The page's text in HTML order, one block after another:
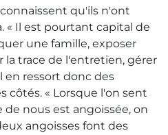
qu'ils n'ont
« Il est pourtant capital de
une famille, exposer
la trace de l'entretien, gérer
en ressort donc des
côtés. « Lorsque l'on sent
nous est angoissée, on
angoisses font des